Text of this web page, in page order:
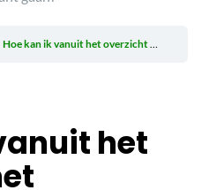
Hoe kan ik vanuit het overzicht met reserveringen snel naar een klant gaan?
het